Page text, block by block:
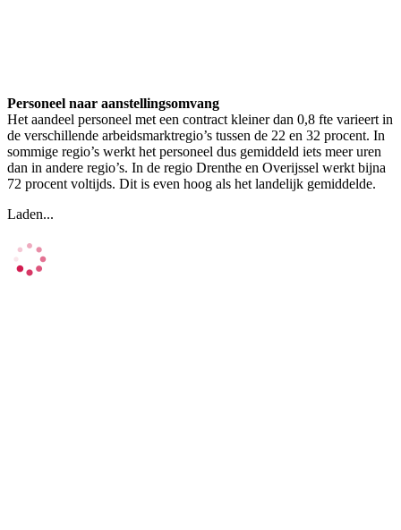
Personeel naar aanstellingsomvang
Het aandeel personeel met een contract kleiner dan 0,8 fte varieert in
de verschillende arbeidsmarktregio’s tussen de 22 en 32 procent. In
sommige regio’s werkt het personeel dus gemiddeld iets meer uren
dan in andere regio’s. In de regio Drenthe en Overijssel werkt bijna
72 procent voltijds. Dit is even hoog als het landelijk gemiddelde.
Laden...